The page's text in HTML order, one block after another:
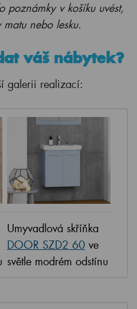
v košíku uvést,
nebo lesku.
váš nábytek?
galerii realizací:
Umyvadlová skříňka
DOOR SZD2 60 ve
světle modrém odstínu